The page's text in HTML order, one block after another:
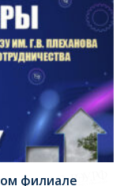
филиале